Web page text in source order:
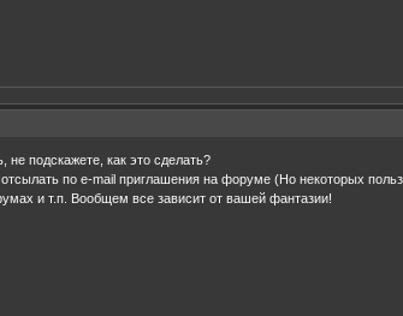
не подскажете, как это сделать?
по e-mail приглашения на форуме (Но некоторых
и т.п. Вообщем все зависит от вашей фантазии!